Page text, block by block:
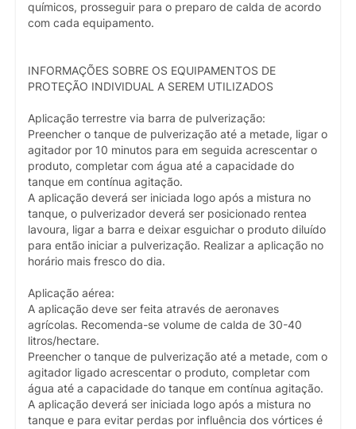
químicos, prosseguir para o preparo de calda de acordo
com cada equipamento.
INFORMAÇÕES SOBRE OS EQUIPAMENTOS DE
PROTEÇÃO INDIVIDUAL A SEREM UTILIZADOS
Aplicação terrestre via barra de pulverização:
Preencher o tanque de pulverização até a metade, ligar o
agitador por 10 minutos para em seguida acrescentar o
produto, completar com água até a capacidade do
tanque em contínua agitação.
A aplicação deverá ser iniciada logo após a mistura no
tanque, o pulverizador deverá ser posicionado rentea
lavoura, ligar a barra e deixar esguichar o produto diluído
para então iniciar a pulverização. Realizar a aplicação no
horário mais fresco do dia.
Aplicação aérea:
A aplicação deve ser feita através de aeronaves
agrícolas. Recomenda-se volume de calda de 30-40
litros/hectare.
Preencher o tanque de pulverização até a metade, com o
agitador ligado acrescentar o produto, completar com
água até a capacidade do tanque em contínua agitação.
A aplicação deverá ser iniciada logo após a mistura no
tanque e para evitar perdas por influência dos vórtices é